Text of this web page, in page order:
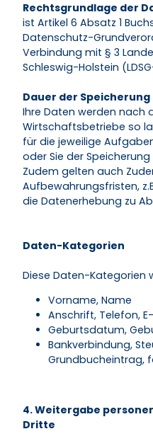
Rechtsgrundlage der
ist Artikel 6 Absatz 1
Datenschutz-
Verbindung mit § 3
Schleswig-Holstein
Dauer der Speicherung
Ihre Daten werden nach
Wirtschaftsbetriebe so
für die jeweilige
oder Sie der
Zudem gelten auch
Aufbewahrungsfristen,
die Datenerhebung zu
Daten-Kategorien
Diese Daten-Kategorien
Vorname, Name
Anschrift, Telefon,
Geburtsdatum,
Bankverbindung,
Grundbucheintrag,
4. Weitergabe
Dritte